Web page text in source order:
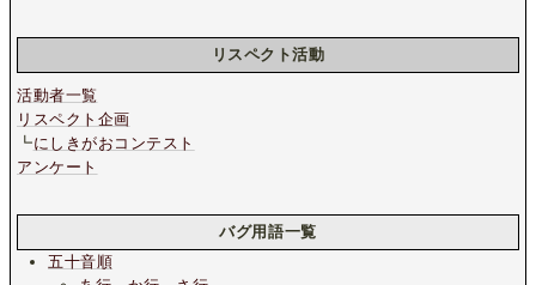
リスペクト活動
活動者一覧
リスペクト企画
┗にしきがおコンテスト
アンケート
バグ用語一覧
五十音順